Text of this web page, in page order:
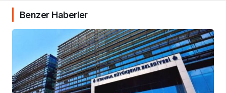
Benzer Haberler